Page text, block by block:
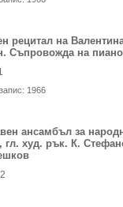
рецитал на
Съпровожда на
1966
ансамбъл за
гл. худ. рък. К.